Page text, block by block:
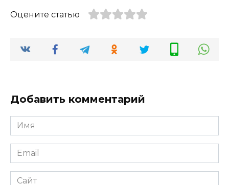
Оцените статью
Добавить комментарий
Имя
Email
Сайт